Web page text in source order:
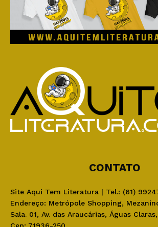
CONTATO
Site Aqui Tem Literatura | Tel.: (61)
Endereço: Metrópole Shopping,
Sala. 01, Av. das Araucárias, Águas
Cep: 71936-250